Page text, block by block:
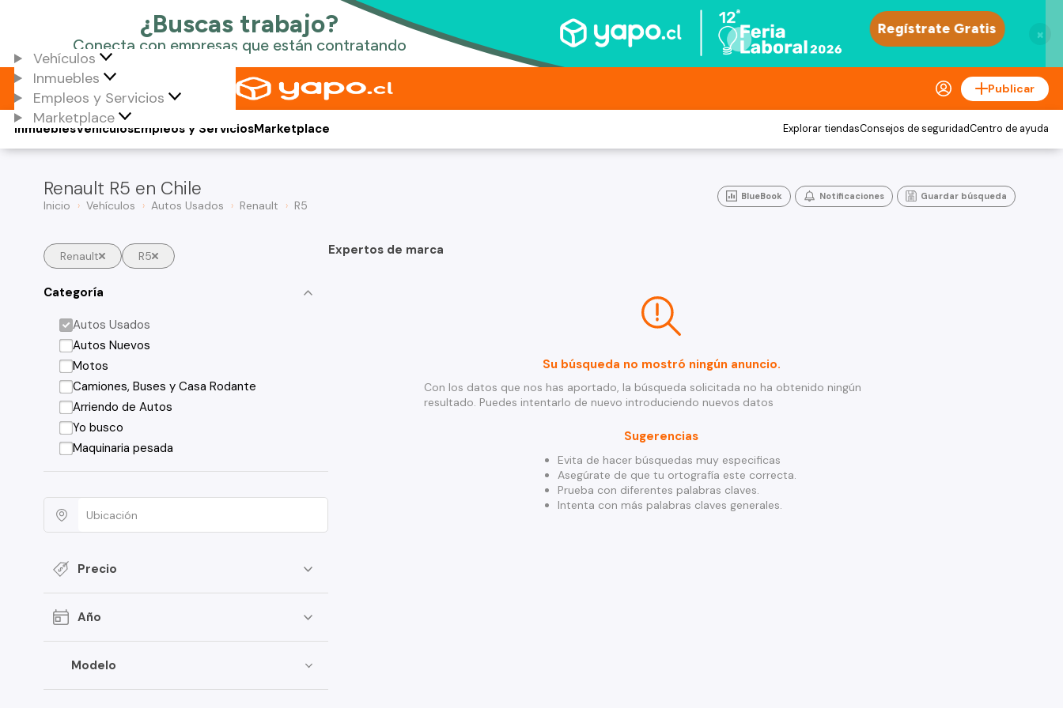
×
Vehículos
Inmuebles
Empleos y Servicios
Marketplace
Publicar
Vehículos
Inmuebles Empleos y ServiciosMarketplace Explorar tiendasConsejos de seguridadCentro de ayuda
Renault R5 en Chile
Inicio Vehículos Autos Usados Renault R5
BlueBook Notificaciones Guardar búsqueda
Renault R5
Categoría
Autos Usados
Autos Nuevos
Motos
Camiones, Buses y Casa Rodante
Arriendo de Autos
Yo busco
Maquinaria pesada
Precio
Año
Modelo
Expertos de marca
Su búsqueda no mostró ningún anuncio.
Con los datos que nos has aportado, la búsqueda solicitada no ha obtenido ningún
resultado. Puedes intentarlo de nuevo introduciendo nuevos datos
Sugerencias
Evita de hacer búsquedas muy especificas
Asegúrate de que tu ortografía este correcta.
Prueba con diferentes palabras claves.
Intenta con más palabras claves generales.